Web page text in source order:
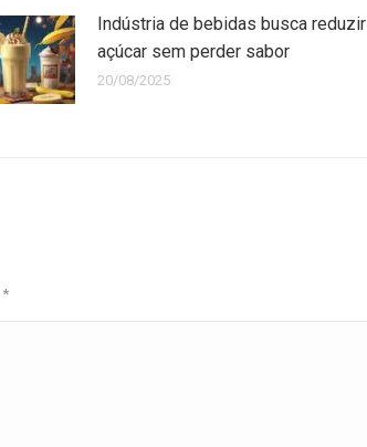
Indústria de bebidas busca reduzir
açúcar sem perder sabor
20/08/2025
*